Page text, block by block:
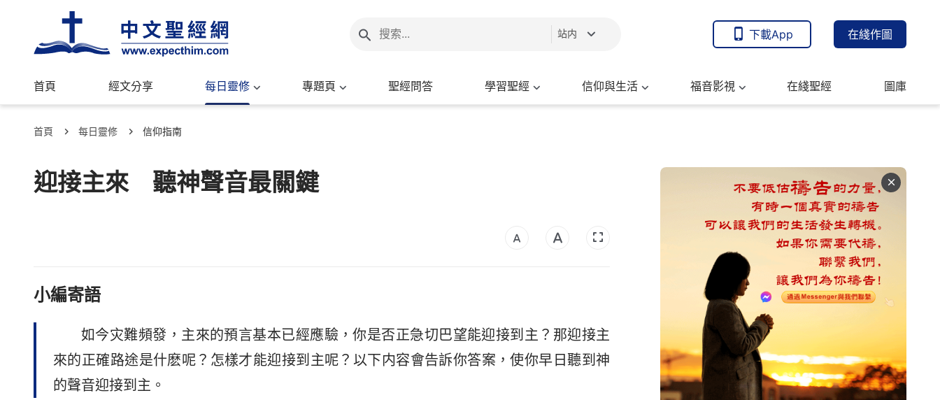
站内 下載App 在綫作圖
首頁 經文分享 每日靈修 專題頁 聖經問答 學習聖經 信仰與生活 福音影視 在綫聖經 圖庫
首頁 每日靈修 信仰指南
迎接主來 聽神聲音最關鍵
小編寄語
如今灾難頻發，主來的預言基本已經應驗，你是否正急切巴望能迎接到主？那迎接主
來的正確路途是什麽呢？怎樣才能迎接到主呢？以下内容會告訴你答案，使你早日聽到神
的聲音迎接到主。